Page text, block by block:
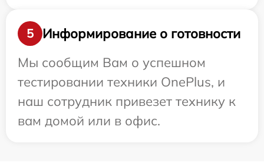
5
Информирование о готовности
Мы сообщим Вам о успешном
тестировании техники OnePlus, и
наш сотрудник привезет технику к
вам домой или в офис.